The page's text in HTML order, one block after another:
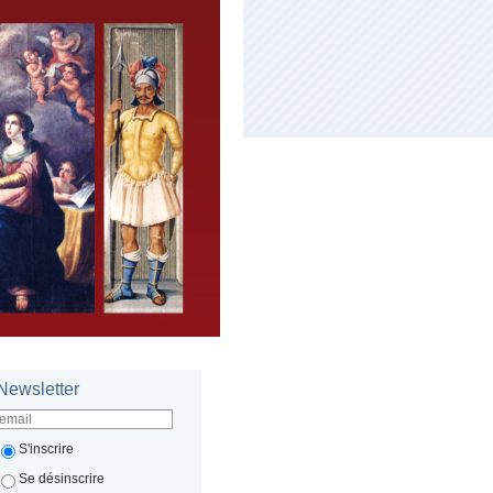
S'inscrire
Se désinscrire